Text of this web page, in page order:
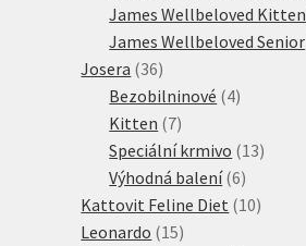
James Wellbeloved Kitten
James Wellbeloved Senior
Josera 3636
produktů
Bezobilninové 44
Kitten 77
produktů
Speciální krmivo 1313
Výhodná balení 66
produktů
Kattovit Feline Diet 1010
Leonardo 1515